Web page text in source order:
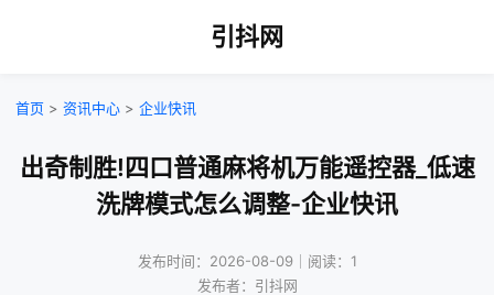
引抖网
首页 > 资讯中心 > 企业快讯
出奇制胜!四口普通麻将机万能遥控器_低速
洗牌模式怎么调整-企业快讯
发布时间：2026-08-09｜阅读：1
发布者：引抖网